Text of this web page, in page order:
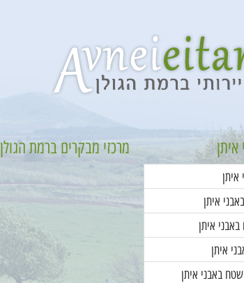
איתן
איתן
באבני איתן
איתן
באבני איתן
מרכזי מבקרים ברמת הגולן